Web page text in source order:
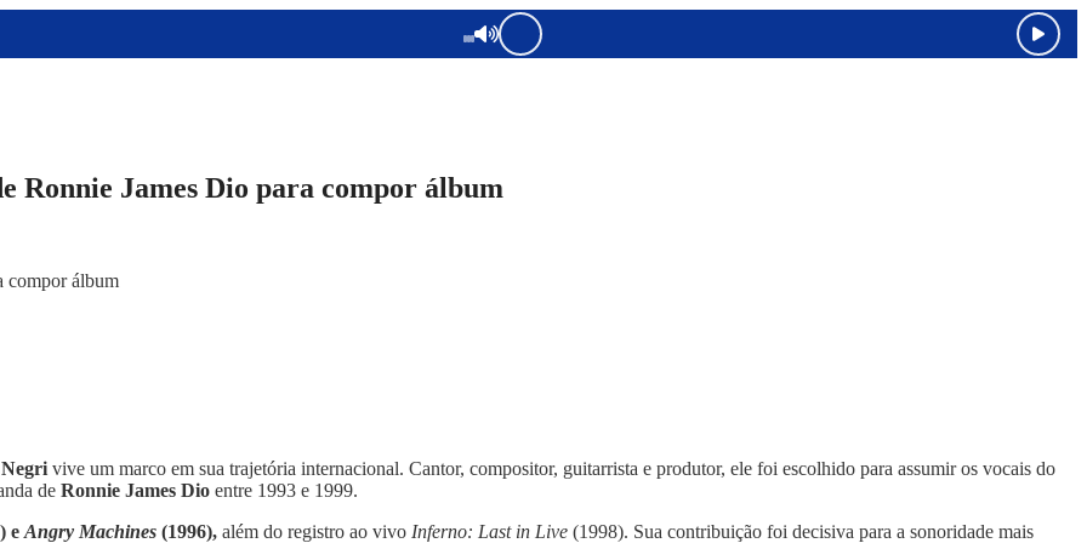
Ronnie James Dio para compor álbum
vive um marco em sua trajetória internacional. Cantor, compositor, guitarrista e produtor, ele foi escolhido para assumir os vocais do
de Ronnie James Dio entre 1993 e 1999.
e Angry Machines (1996), além do registro ao vivo Inferno: Last in Live (1998). Sua contribuição foi decisiva para a sonoridade mais